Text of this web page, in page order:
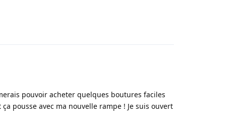
pouvoir acheter quelques boutures faciles
pousse avec ma nouvelle rampe ! Je suis ouvert